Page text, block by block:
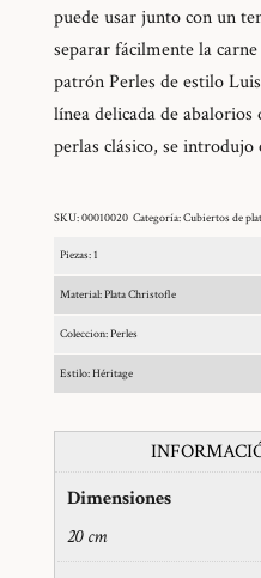
puede usar junto con un
separar fácilmente la
patrón Perles de estilo
línea delicada de
perlas clásico, se introdujo
SKU:00010020 Categoría:Cubiertos de
Piezas: 1
Material: Plata Christofle
Coleccion: Perles
Estilo: Héritage
Dimensiones
20 cm